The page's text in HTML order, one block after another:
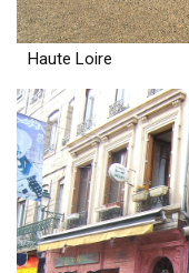
Haute Loire